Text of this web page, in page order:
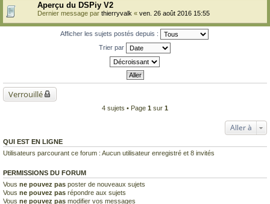
Aperçu du DSPiy V2
Dernier message par thierryvalk « ven. 26 août 2016 15:55
Afficher les sujets postés depuis :
Trier par
Verrouillé
4 sujets • Page 1 sur 1
Aller à
QUI EST EN LIGNE
Utilisateurs parcourant ce forum : Aucun utilisateur enregistré et 8 invités
PERMISSIONS DU FORUM
Vous ne pouvez pas poster de nouveaux sujets
Vous ne pouvez pas répondre aux sujets
Vous ne pouvez pas modifier vos messages